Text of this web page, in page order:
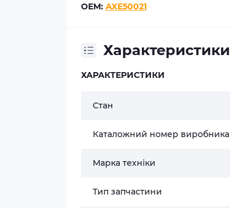
OEM: AXE50021
Характеристики
ХАРАКТЕРИСТИКИ
Стан
Каталожний номер виробника
Марка техніки
Тип запчастини